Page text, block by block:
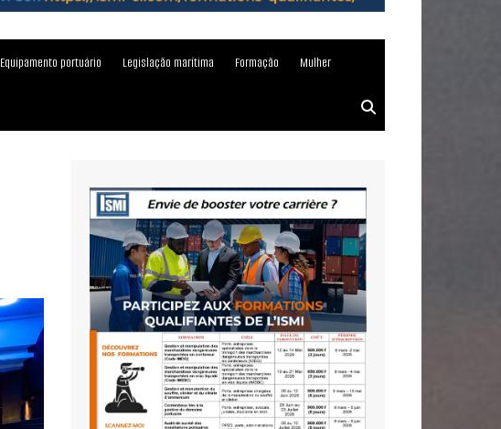
Equipamento portuário Legislação marítima Formação Mulher